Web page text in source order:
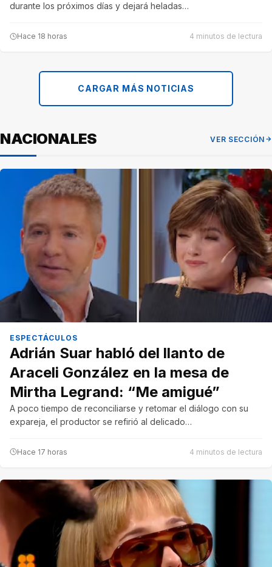
durante los próximos días y dejará heladas…
Hace 18 horas 4 minutos de lectura
CARGAR MÁS NOTICIAS
NACIONALES VER SECCIÓN
ESPECTÁCULOS
Adrián Suar habló del llanto de
Araceli González en la mesa de
Mirtha Legrand: “Me amigué”
A poco tiempo de reconciliarse y retomar el diálogo con su
expareja, el productor se refirió al delicado…
Hace 17 horas 4 minutos de lectura